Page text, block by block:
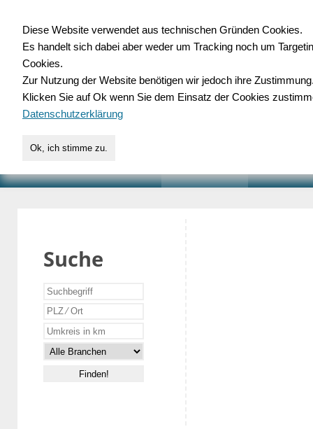
für Handwerk,
Suche
Diese Website verwendet aus technischen Gründen Cookies.
Es handelt sich dabei aber weder um Tracking noch um
Cookies.
Zur Nutzung der Website benötigen wir jedoch ihre
Klicken Sie auf Ok wenn Sie dem Einsatz der Cookies
Datenschutzerklärung
Ok, ich stimme zu.